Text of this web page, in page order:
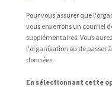
Pour vous assurer que
vous enverrons un courriel
supplémentaires. Vous
l'organisation ou de passer
données.
En sélectionnant cette